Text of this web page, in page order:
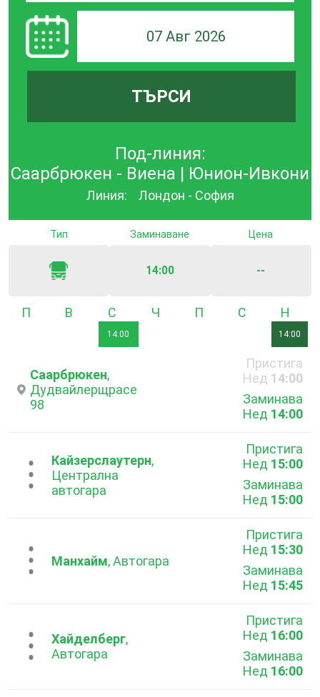
07 Авг 2026
ТЪРСИ
Под-линия:
Саарбрюкен - Виена | Юнион-Ивкони
Линия: Лондон - София
Тип Заминаване
14:00
Цена
--
ПонеделникВторник
14:00
Четвъртък Събота
14:00
Саарбрюкен,
Дудвайлерщрасе
98
Пристига
Нед 14:00
Заминава
Нед 14:00
...Кайзерслаутерн,
Централна
автогара
Пристига
Нед 15:00
Заминава
Нед 15:00
...Манхайм, Автогара
Пристига
Нед 15:30
Заминава
Нед 15:45
...Хайделберг,
Автогара
Пристига
Нед 16:00
Заминава
Нед 16:00